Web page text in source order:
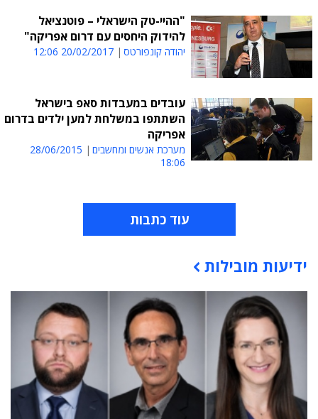
"ההיי-טק הישראלי – פוטנציאל
להידוק היחסים עם דרום אפריקה"
יהודה קונפורטס 20/02/2017 12:06
עובדים במעבדות סאפ בישראל
השתתפו במשלחת למען ילדים בדרום
אפריקה
מערכת אנשים ומחשבים
28/06/2015
18:06
עוד כתבות
תוכן פרסומי
ידיעות מובילות